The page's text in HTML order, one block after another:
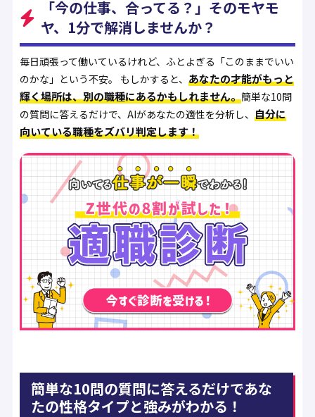
「今の仕事、合ってる？」そのモヤモ
ヤ、1分で解消しませんか？
毎日頑張って働いているけれど、ふとよぎる「このままでいい
のかな」という不安。 もしかすると、 あなたの才能がもっと
輝く場所は、別の職種にあるかもしれません。簡単な10問
の質問に答えるだけで、AIがあなたの適性を分析し、 自分に
向いている職種をズバリ判定します！
簡単な10問の質問に答えるだけであな
たの性格タイプと強みがわかる！